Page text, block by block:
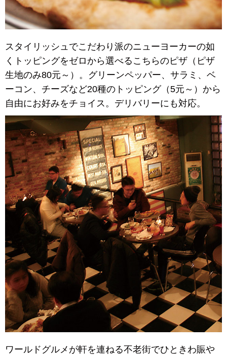
スタイリッシュでこだわり派のニューヨーカーの如
くトッピングをゼロから選べるこちらのピザ（ピザ
生地のみ80元～）。グリーンペッパー、サラミ、ベ
ーコン、チーズなど20種のトッピング（5元～）から
自由にお好みをチョイス。デリバリーにも対応。
ワールドグルメが軒を連ねる不老街でひときわ賑や